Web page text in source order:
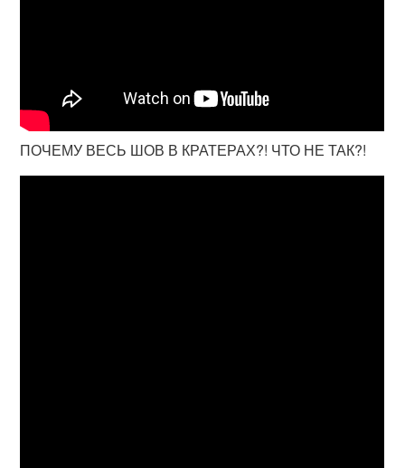
ПОЧЕМУ ВЕСЬ ШОВ В КРАТЕРАХ?! ЧТО НЕ ТАК?!